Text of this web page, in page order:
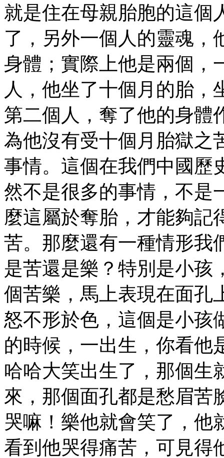
就是住在母親胎胞的這個
了，另外一個人的靈魂，
身體；實際上他是兩個，
人，他坐了十個月的胎，
第二個人，奪了他的身體
為他沒有受十個月胎獄之
事情。這個在我們中國歷
然不是很多的事情，不是
麼這屬於奪胎，才能夠記
苦。那麼還有一種情形我
是苦還是樂？特別是小孩
個苦樂，馬上表現在面孔
怒不形於色，這個是小孩
的時候，一出生，你看他
哈哈大笑出生了，那個生
來，那個面孔都是愁眉苦
哭嘛！樂他就會笑了，他
看到他哭得痛苦，可見得